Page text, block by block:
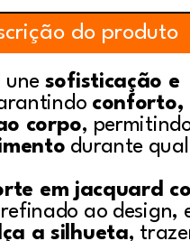
do produto
une sofisticação e
conforto,
corpo,
durante
em jacquard
ao design,
a silhueta,